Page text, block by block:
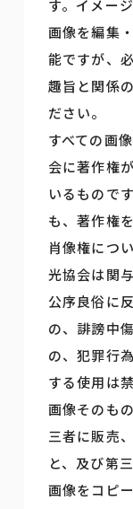
す。イメー
画像を編集
能ですが、
趣旨と関係
ださい。
すべての画
会に著作権
いるもので
も、著作権
肖像権につ
光協会は関
公序良俗に
の、誹謗中
の、犯罪行
する使用は
画像そのも
三者に販売
と、及び第
画像をコピ